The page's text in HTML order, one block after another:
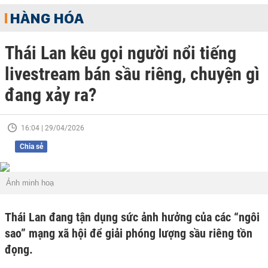
HÀNG HÓA
Thái Lan kêu gọi người nổi tiếng
livestream bán sầu riêng, chuyện gì
đang xảy ra?
16:04 | 29/04/2026
Chia sẻ
Ảnh minh hoạ
Thái Lan đang tận dụng sức ảnh hưởng của các “ngôi
sao” mạng xã hội để giải phóng lượng sầu riêng tồn
đọng.